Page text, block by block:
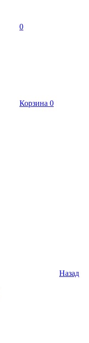
0
Корзина 0
Назад